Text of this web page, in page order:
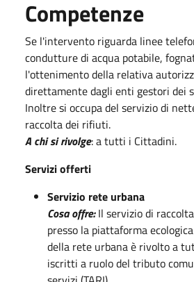
Competenze
Se l'intervento riguarda linee
condutture di acqua potabile,
l'ottenimento della relativa
direttamente dagli enti gestori dei
Inoltre si occupa del servizio di
raccolta dei rifiuti.
A chi si rivolge: a tutti i Cittadini.
Servizi offerti
Servizio rete urbana
Cosa offre:Il servizio di
presso la piattaforma
della rete urbana è rivolto a
iscritti a ruolo del tributo